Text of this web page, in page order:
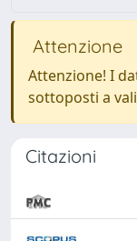
Attenzione
Attenzione! I
sottoposti a
Citazioni